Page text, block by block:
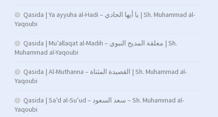
Qasida | Ya ayyuha al-Hadi – يا أيها الحادي | Sh. Muhammad al-
Yaqoubi
Qasida | Mu’allaqat al-Madih – معلقة المديح النبوي | Sh.
Muhammad al-Yaqoubi
Qasida | Al-Muthanna – القصيدة المثناة | Sh. Muhammad al-
Yaqoubi
Qasida | Sa’d al-Su’ud – سعد السعود – Sh. Muhammad al-
Yaqoubi